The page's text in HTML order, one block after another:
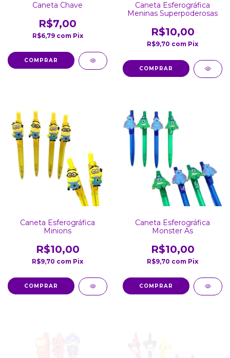
Caneta Chave
R$7,00
R$6,79 com Pix
Caneta Esferográfica
Meninas Superpoderosas
R$10,00
R$9,70 com Pix
Caneta Esferográfica
Minions
R$10,00
R$9,70 com Pix
Caneta Esferográfica
Monster As
R$10,00
R$9,70 com Pix